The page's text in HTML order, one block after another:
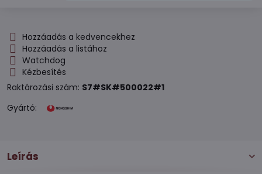
Hozzáadás a kedvencekhez
Hozzáadás a listához
Watchdog
Kézbesítés
Raktározási szám: S7#SK#500022#1
Gyártó:
Leírás